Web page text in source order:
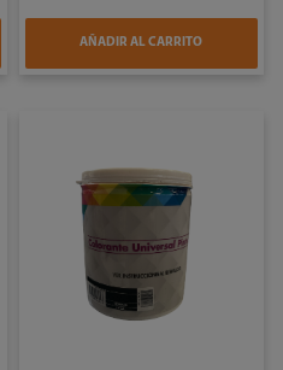
AÑADIR AL CARRITO